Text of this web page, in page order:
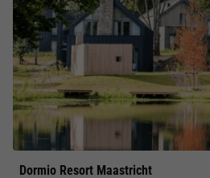
Dormio Resort Maastricht